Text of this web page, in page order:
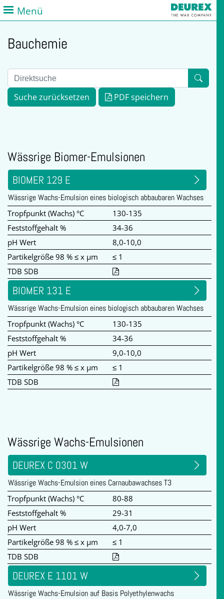
Menü
Bauchemie
Suche zurücksetzen PDF speichern
Wässrige Biomer-Emulsionen
BIOMER 129 E
Wässrige Wachs-Emulsion eines biologisch abbaubaren Wachses
Tropfpunkt (Wachs) °C
130-135
Feststoffgehalt %
34-36
pH Wert
8,0-10,0
Partikelgröße 98 % ≤ x µm
≤ 1
TDB SDB
BIOMER 131 E
Wässrige Wachs-Emulsion eines biologisch abbaubaren Wachses
Tropfpunkt (Wachs) °C
130-135
Feststoffgehalt %
34-36
pH Wert
9,0-10,0
Partikelgröße 98 % ≤ x µm
≤ 1
TDB SDB
Wässrige Wachs-Emulsionen
DEUREX C 0301 W
Wässrige Wachs-Emulsion eines Carnaubawachses T3
Tropfpunkt (Wachs) °C
80-88
Feststoffgehalt %
29-31
pH Wert
4,0-7,0
Partikelgröße 98 % ≤ x µm
≤ 1
TDB SDB
DEUREX E 1101 W
Wässrige Wachs-Emulsion auf Basis Polyethylenwachs